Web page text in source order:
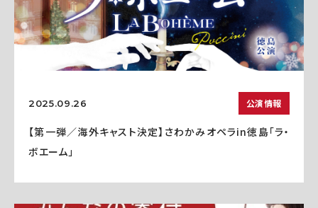
2025.09.26 公演情報
【第一弾／海外キャスト決定】さわかみオペラin徳島「ラ・
ボエーム」